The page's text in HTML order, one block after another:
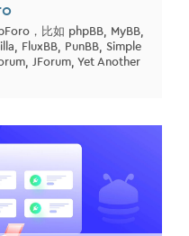
，比如 phpBB, MyBB,
FluxBB, PunBB, Simple
JForum, Yet Another